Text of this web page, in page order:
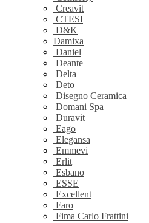
Creavit
CTESI
D&K
Damixa
Daniel
Deante
Delta
Deto
Disegno Ceramica
Domani Spa
Duravit
Eago
Elegansa
Emmevi
Erlit
Esbano
ESSE
Excellent
Faro
Fima Carlo Frattini